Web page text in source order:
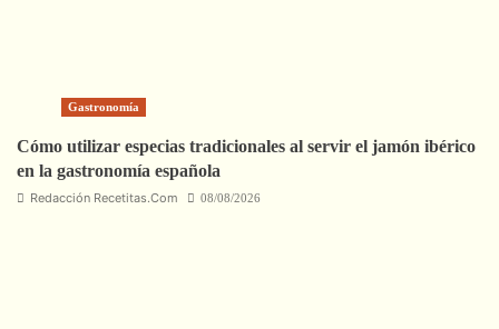
Gastronomía
Cómo utilizar especias tradicionales al servir el jamón ibérico
en la gastronomía española
Redacción Recetitas.Com 08/08/2026